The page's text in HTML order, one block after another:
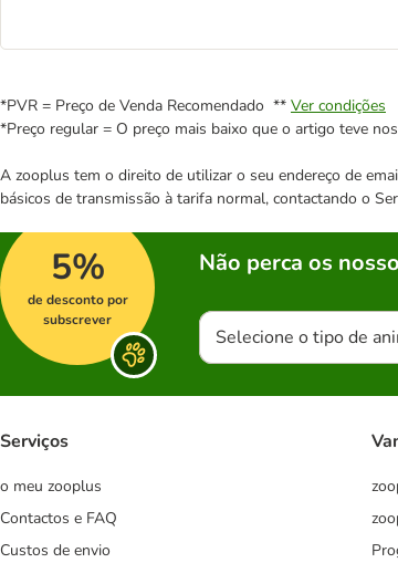
*PVR = Preço de Venda Recomendado ** Ver condições
*Preço regular = O preço mais baixo que o artigo teve
A zooplus tem o direito de utilizar o seu endereço de
básicos de transmissão à tarifa normal, contactando o
5%
de desconto por
subscrever
Não perca os
Selecione o tipo de
Serviços
o meu zooplus
Contactos e FAQ
Custos de envio